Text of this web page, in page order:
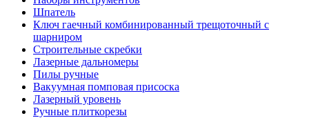
Шпатель
Ключ гаечный комбинированный трещоточный с
шарниром
Строительные скребки
Лазерные дальномеры
Пилы ручные
Вакуумная помповая присоска
Лазерный уровень
Ручные плиткорезы